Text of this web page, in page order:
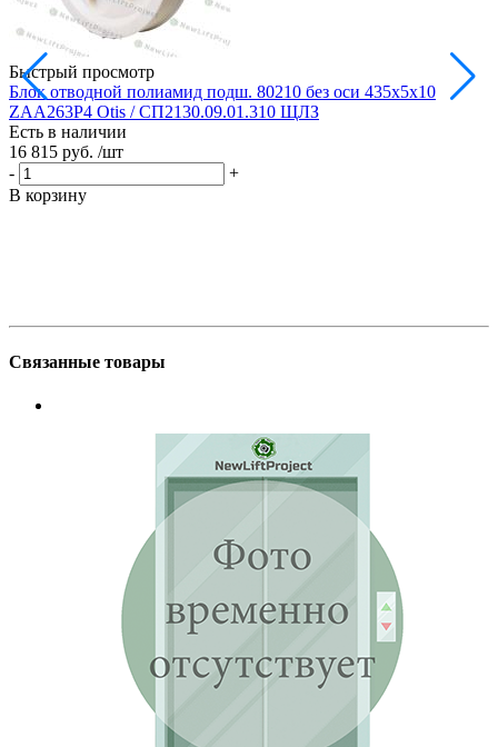
Быстрый просмотр
Блок отводной полиамид подш. 80210 без оси 435х5х10
ZAA263P4 Otis / СП2130.09.01.310 ЩЛЗ
Есть в наличии
16 815 руб. /шт
-
+
В корзину
Связанные товары